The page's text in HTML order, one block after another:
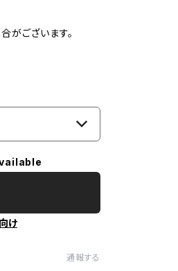
がございます。
け
通報する